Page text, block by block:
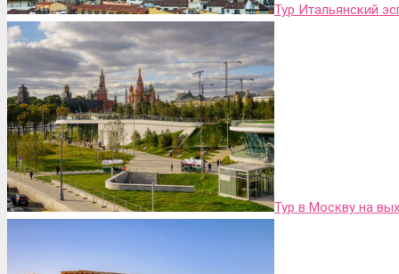
Тур Итальянский
Тур в Москву на